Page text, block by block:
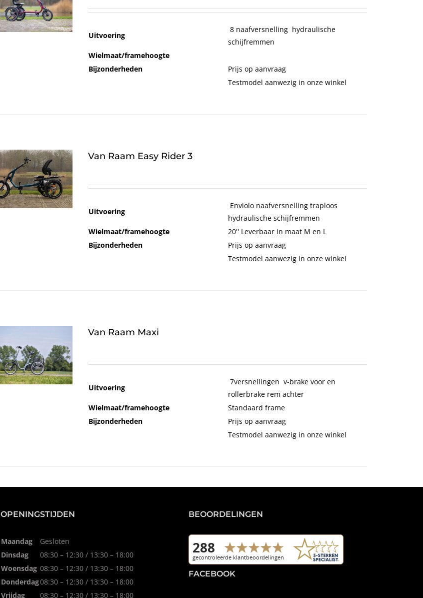
Uitvoering
8 naafversnelling hydraulische
schijfremmen
Wielmaat/framehoogte
Bijzonderheden
Prijs op aanvraag
Testmodel aanwezig in onze winkel
Van Raam Easy Rider 3
Uitvoering
Enviolo naafversnelling traploos
hydraulische schijfremmen
Wielmaat/framehoogte
20'' Leverbaar in maat M en L
Bijzonderheden
Prijs op aanvraag
Testmodel aanwezig in onze winkel
Van Raam Maxi
Uitvoering
7versnellingen v-brake voor en
rollerbrake rem achter
Wielmaat/framehoogte
Standaard frame
Bijzonderheden
Prijs op aanvraag
Testmodel aanwezig in onze winkel
OPENINGSTIJDEN
Maandag
Gesloten
Dinsdag
08:30 – 12:30 / 13:30 – 18:00
Woensdag 08:30 – 12:30 / 13:30 – 18:00
Donderdag08:30 – 12:30 / 13:30 – 18:00
Vrijdag
08:30 – 12:30 / 13:30 – 18:00
BEOORDELINGEN
FACEBOOK